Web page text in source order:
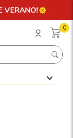
0
buscados